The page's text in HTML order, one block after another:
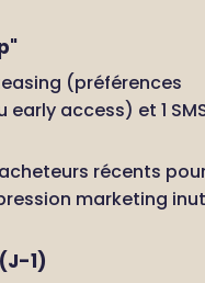
(préférences
early access) et 1
récents
marketing
1)